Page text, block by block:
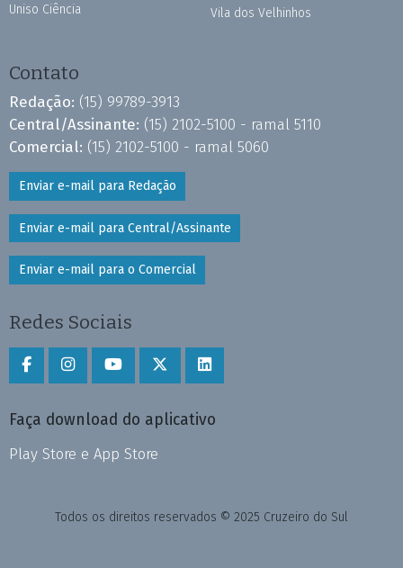
Uniso Ciência
Vila dos Velhinhos
Contato
Redação: (15) 99789-3913
Central/Assinante: (15) 2102-5100 - ramal 5110
Comercial: (15) 2102-5100 - ramal 5060
Enviar e-mail para Redação
Enviar e-mail para Central/Assinante
Enviar e-mail para o Comercial
Redes Sociais
Faça download do aplicativo
Play Store e App Store
Todos os direitos reservados © 2025 Cruzeiro do Sul